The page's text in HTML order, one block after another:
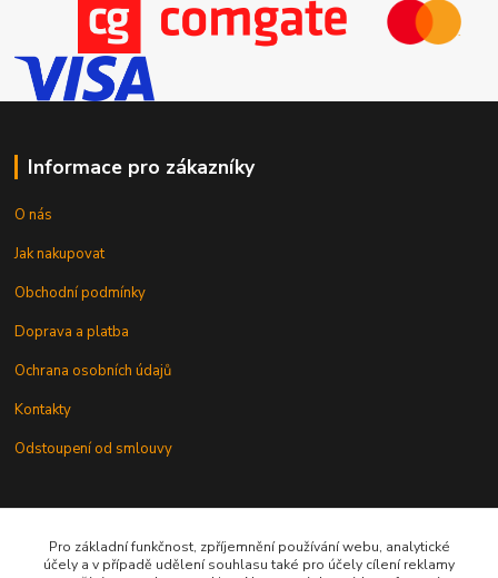
Informace pro zákazníky
O nás
Jak nakupovat
Obchodní podmínky
Doprava a platba
Ochrana osobních údajů
Kontakty
Odstoupení od smlouvy
Pro základní funkčnost, zpříjemnění používání webu, analytické
účely a v případě udělení souhlasu také pro účely cílení reklamy